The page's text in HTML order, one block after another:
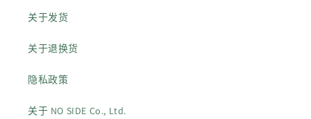
关于发货
关于退换货
隐私政策
关于 NO SIDE Co., Ltd.